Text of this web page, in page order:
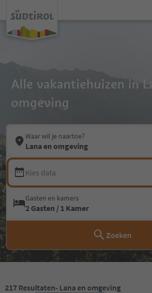
Alle vakantiehuizen in
omgeving
Waar wil je naartoe?
Lana en omgeving
Kies data
Gasten en kamers
2 Gasten / 1 Kamer
Zoeken
217 Resultaten- Lana en omgeving